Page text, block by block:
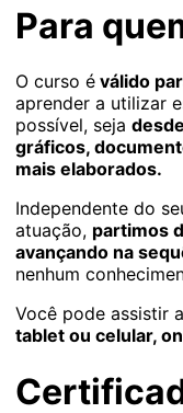
Para
O curso é válido
aprender a utilizar
possível, seja
gráficos,
mais elaborados.
Independente do
atuação, partimos
avançando na
nenhum
Você pode assistir
tablet ou celular,